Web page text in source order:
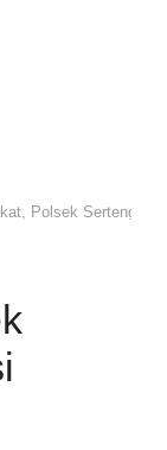
Polsek Serteng